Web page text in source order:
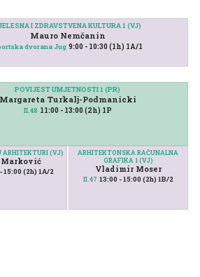
I ZDRAVSTVENA KULTURA 1 (VJ)
Mauro Nemčanin
dvorana Jug 9:00 - 10:30 (1h) 1A/1
POVIJEST UMJETNOSTI 1 (PR)
Margareta Turkalj-Podmanicki
II.48 11:00 - 13:00 (2h) 1P
ARHITEKTURI (VJ)
Marković
15:00 (2h) 1A/2
ARHITEKTONSKA RAČUNALNA
GRAFIKA 1 (VJ)
Vladimir Moser
II.47 13:00 - 15:00 (2h) 1B/2